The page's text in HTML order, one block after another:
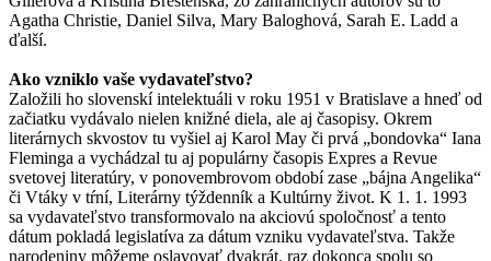
Agatha Christie, Daniel Silva, Mary Baloghová, Sarah E. Ladd a
ďalší.
Ako vzniklo vaše vydavateľstvo?
Založili ho slovenskí intelektuáli v roku 1951 v Bratislave a hneď od
začiatku vydávalo nielen knižné diela, ale aj časopisy. Okrem
literárnych skvostov tu vyšiel aj Karol May či prvá „bondovka“ Iana
Fleminga a vychádzal tu aj populárny časopis Expres a Revue
svetovej literatúry, v ponovembrovom období zase „bájna Angelika“
či Vtáky v tŕní, Literárny týždenník a Kultúrny život. K 1. 1. 1993
sa vydavateľstvo transformovalo na akciovú spoločnosť a tento
dátum pokladá legislatíva za dátum vzniku vydavateľstva. Takže
narodeniny môžeme oslavovať dvakrát, raz dokonca spolu so